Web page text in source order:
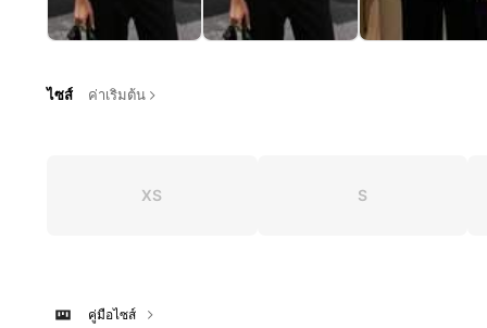
ไซส์ ค่าเริ่มต้น
XS S
คู่มือไซส์